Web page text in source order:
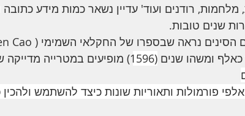
רודנים ועוד' עדיין נשאר כמות מידע
שנים טובות.
1596
פורמולות ותאוריות שונות כיצד להשתמש ולהכין